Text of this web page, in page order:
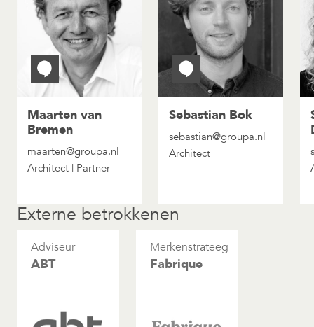
Maarten van
Bremen
maarten@groupa.nl
Architect | Partner
Sebastian Bok
sebastian@groupa.nl
Architect
Externe betrokkenen
Adviseur
ABT
Merkenstrateeg
Fabrique